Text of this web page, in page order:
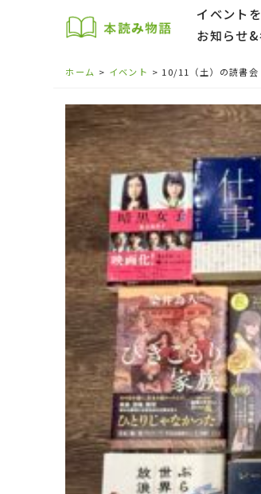
イベント
お知らせ
ホーム イベント 10/11（土）の読書会